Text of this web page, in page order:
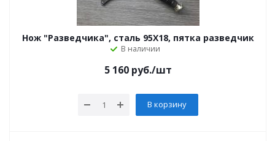
Нож "Разведчика", сталь 95Х18, пятка разведчик
В наличии
5 160 руб./шт
В корзину